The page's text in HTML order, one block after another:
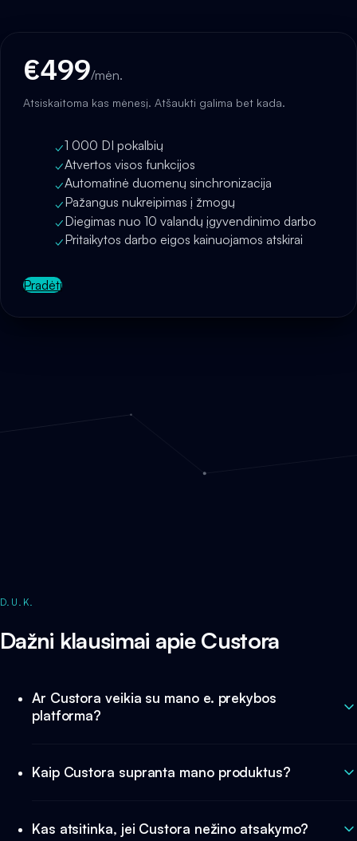
€499/mėn.
Atsiskaitoma kas mėnesį. Atšaukti galima bet kada.
✓1 000 DI pokalbių
✓Atvertos visos funkcijos
✓Automatinė duomenų sinchronizacija
✓Pažangus nukreipimas į žmogų
✓Diegimas nuo 10 valandų įgyvendinimo darbo
✓Pritaikytos darbo eigos kainuojamos atskirai
Pradėti
D.U.K.
Dažni klausimai apie Custora
Ar Custora veikia su mano e. prekybos
platforma?
Kaip Custora supranta mano produktus?
Kas atsitinka, jei Custora nežino atsakymo?